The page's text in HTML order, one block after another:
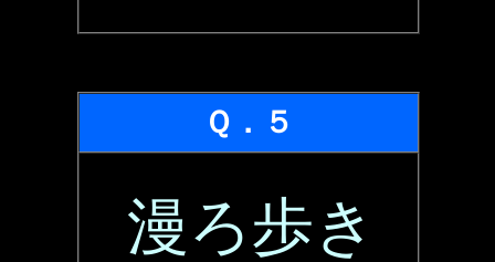
Ｑ．５
漫ろ歩き